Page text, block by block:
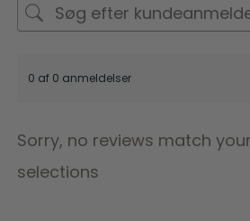
0 af 0 anmeldelser
Sorry, no reviews match
selections